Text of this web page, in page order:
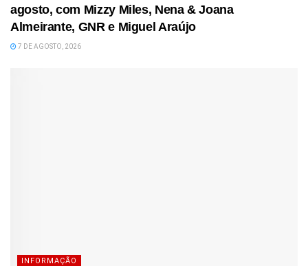
agosto, com Mizzy Miles, Nena & Joana
Almeirante, GNR e Miguel Araújo
7 DE AGOSTO, 2026
INFORMAÇÃO